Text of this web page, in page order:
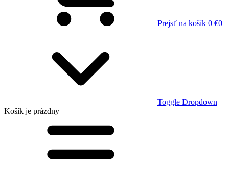
Prejsť na košík 0 €0
Toggle Dropdown
Košík je prázdny